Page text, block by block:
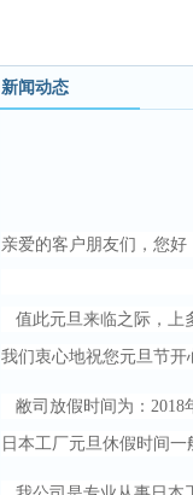
新闻动态
亲爱的客户朋友们，您好
值此元旦来临之际，上
我们衷心地祝您元旦节开
敝司放假时间为：2018
日本工厂元旦休假时间一